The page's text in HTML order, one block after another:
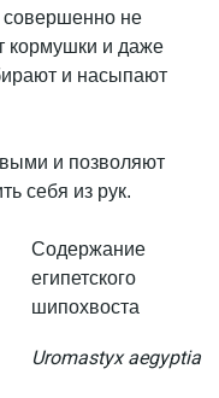
совершенно не
кормушки и даже
и насыпают
Содержание
египетского
шипохвоста
Uromastyx aegyptia